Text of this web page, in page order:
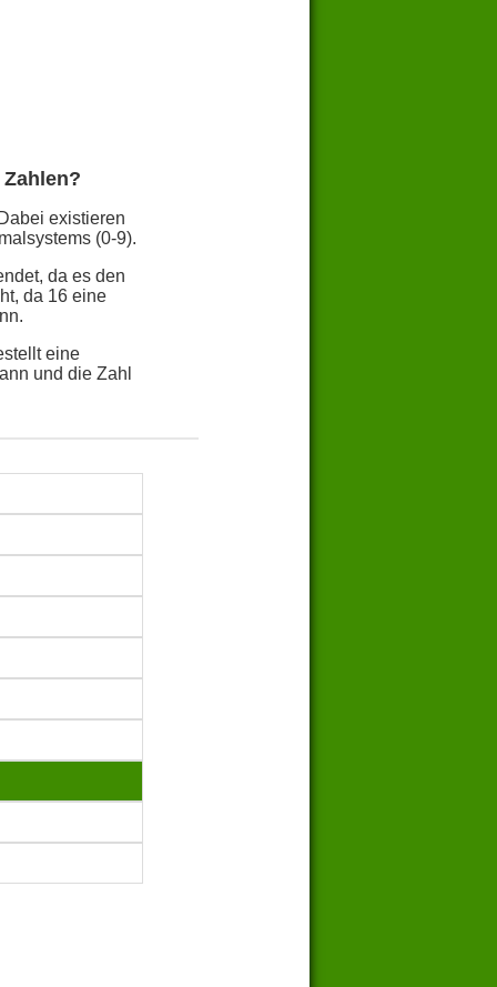
existieren
(0-9).
da es den
da 16 eine
eine
und die Zahl